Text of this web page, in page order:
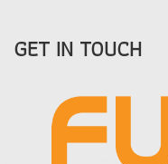
GET IN TOUCH